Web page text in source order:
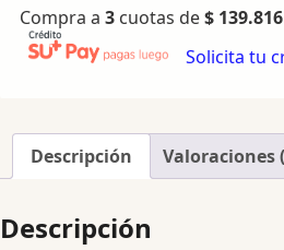
Compra a 3 cuotas de$ 139.816
Solicita tu
Descripción Valoraciones
Descripción